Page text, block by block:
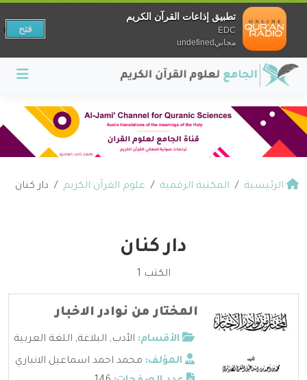
الرئيسية المكتبة الرقمية علوم القرآن الكريم دار كنان
دار كنان
الكتب 1
المختار من نوادر الاخبار
الأقسام: الأدب, البلاغة, اللغة العربية
المؤلف: محمد احمد اسماعيل الانباري
تطبيق إذاعات القرآن الكريم
EDC
مجانيundefined
فتح